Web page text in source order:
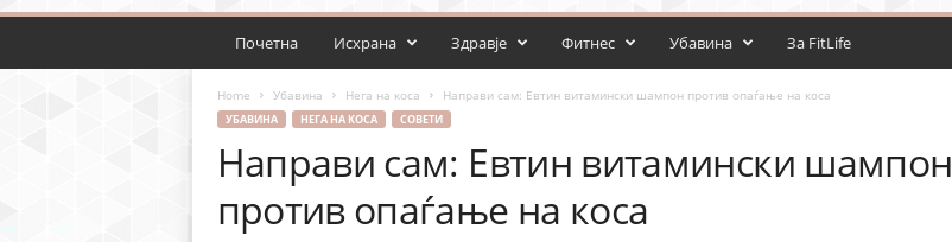
Почетна Исхрана Здравје Фитнес Убавина За FitLife
Home Убавина Нега на коса Направи сам: Евтин витамински шампон против опаѓање на коса
УБАВИНА НЕГА НА КОСА СОВЕТИ
Направи сам: Евтин витамински шампон
против опаѓање на коса